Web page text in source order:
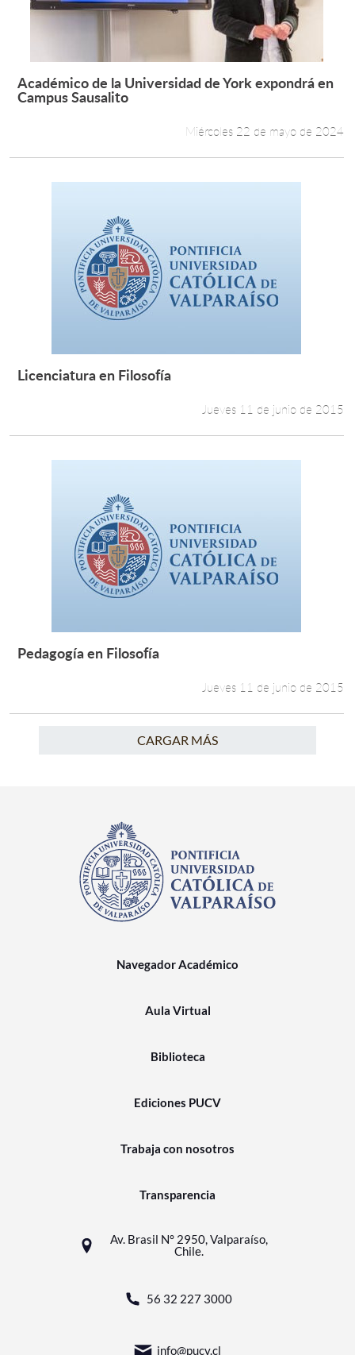
Leer más +
Académico de la Universidad de York expondrá en
Campus Sausalito
Miércoles 22 de mayo de 2024
Licenciatura en Filosofía
Jueves 11 de junio de 2015
Pedagogía en Filosofía
Jueves 11 de junio de 2015
CARGAR MÁS
Navegador Académico
Aula Virtual
Biblioteca
Ediciones PUCV
Trabaja con nosotros
Transparencia
Av. Brasil N° 2950, Valparaíso,
Chile.
56 32 227 3000
info@pucv.cl